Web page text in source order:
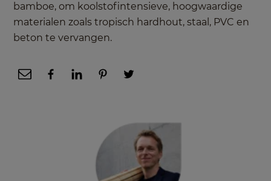
bamboe, om koolstofintensieve, hoogwaardige
materialen zoals tropisch hardhout, staal, PVC en
beton te vervangen.